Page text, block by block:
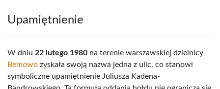
Upamiętnienie
W dniu 22 lutego 1980 na terenie warszawskiej dzielnicy
Bemowo zyskała swoją nazwa jedna z ulic, co stanowi
symboliczne upamiętnienie Juliusza Kadena-